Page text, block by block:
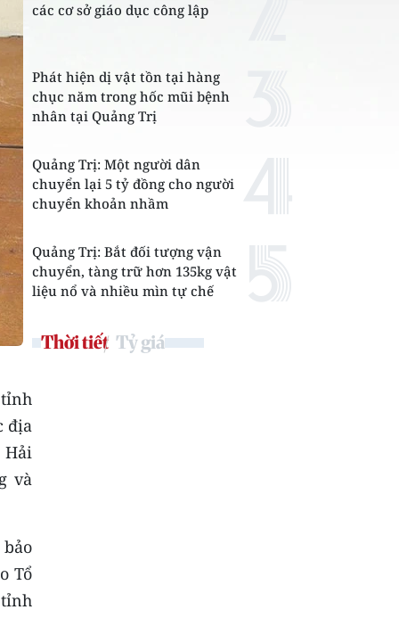
địa
Hải
và
Tổ
tỉnh
các cơ sở giáo dục công lập
Phát hiện dị vật tồn tại hàng
chục năm trong hốc mũi bệnh
nhân tại Quảng Trị
Quảng Trị: Một người dân
chuyển lại 5 tỷ đồng cho người
chuyển khoản nhầm
Quảng Trị: Bắt đối tượng vận
chuyển, tàng trữ hơn 135kg vật
liệu nổ và nhiều mìn tự chế
Thời tiết Tỷ giá